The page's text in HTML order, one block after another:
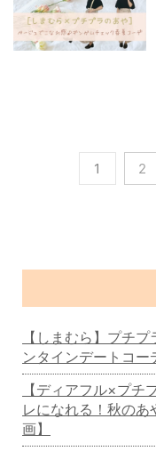
1 2
【しまむら】プチ
ンタインデートコー
【ディアフル×プチ
レになれる！秋の
画】